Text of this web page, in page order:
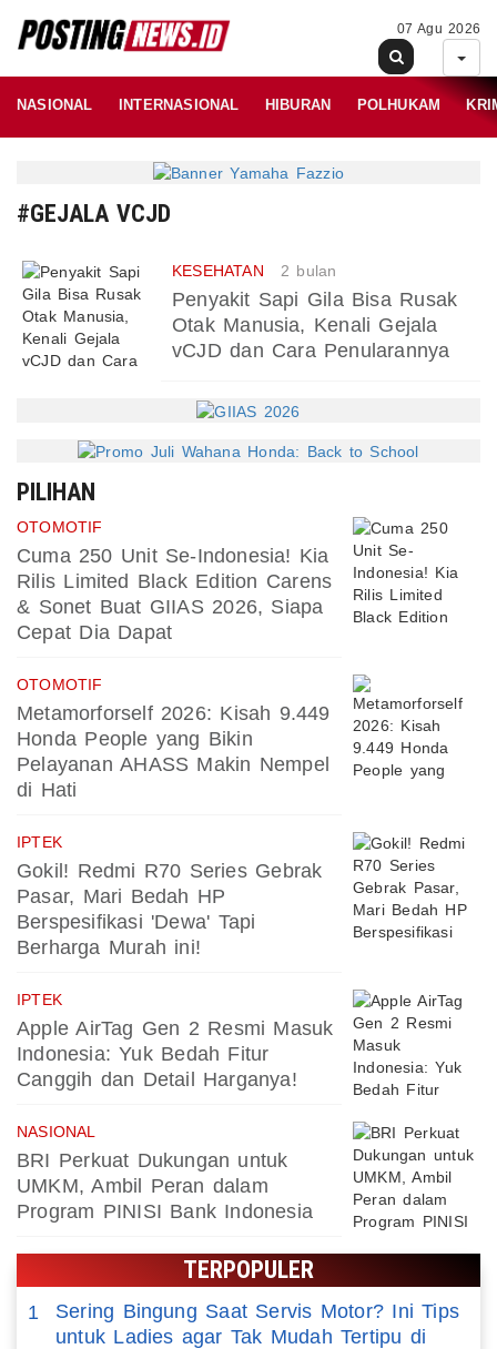
07 Agu 2026
NASIONAL INTERNASIONAL HIBURAN POLHUKAM
#GEJALA VCJD
KESEHATAN 2 bulan
Penyakit Sapi Gila Bisa Rusak
Otak Manusia, Kenali Gejala
vCJD dan Cara Penularannya
PILIHAN
OTOMOTIF
Cuma 250 Unit Se-Indonesia! Kia
Rilis Limited Black Edition Carens
& Sonet Buat GIIAS 2026, Siapa
Cepat Dia Dapat
OTOMOTIF
Metamorforself 2026: Kisah 9.449
Honda People yang Bikin
Pelayanan AHASS Makin Nempel
di Hati
IPTEK
Gokil! Redmi R70 Series Gebrak
Pasar, Mari Bedah HP
Berspesifikasi 'Dewa' Tapi
Berharga Murah ini!
IPTEK
Apple AirTag Gen 2 Resmi Masuk
Indonesia: Yuk Bedah Fitur
Canggih dan Detail Harganya!
NASIONAL
BRI Perkuat Dukungan untuk
UMKM, Ambil Peran dalam
Program PINISI Bank Indonesia
TERPOPULER
1
Sering Bingung Saat Servis Motor? Ini Tips
untuk Ladies agar Tak Mudah Tertipu di